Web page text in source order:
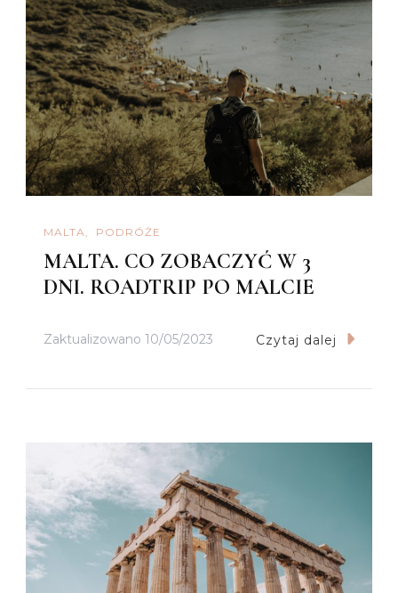
MALTA PODRÓŻE
MALTA. CO ZOBACZYĆ W 3
DNI. ROADTRIP PO MALCIE
Zaktualizowano 10/05/2023 Czytaj dalej